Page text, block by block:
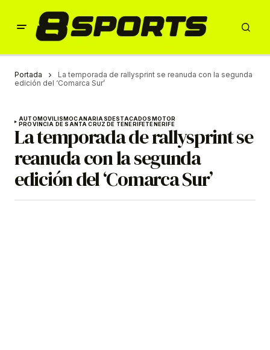
Portada
La temporada de rallysprint se reanuda con la segunda
edición del ‘Comarca Sur’
AUTOMOVILISMOCANARIASDESTACADOSMOTOR
PROVINCIA DE SANTA CRUZ DE TENERIFETENERIFE
La temporada de rallysprint se
reanuda con la segunda
edición del ‘Comarca Sur’